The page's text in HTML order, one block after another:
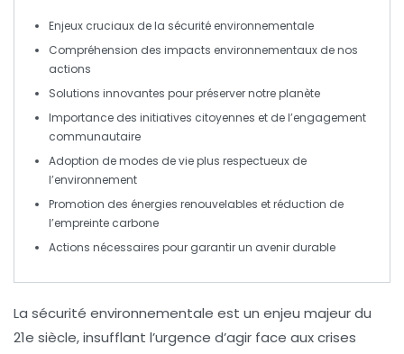
Enjeux cruciaux de la sécurité environnementale
Compréhension des impacts environnementaux de nos
actions
Solutions innovantes pour préserver notre planète
Importance des initiatives citoyennes et de l’engagement
communautaire
Adoption demodes de vieplus respectueux de
l’environnement
Promotion des énergies renouvelables et réduction de
l’empreinte carbone
Actions nécessaires pour garantir un avenir durable
La sécurité environnementale est un enjeu majeur du
21e siècle, insufflant l’urgence d’agir face aux crises